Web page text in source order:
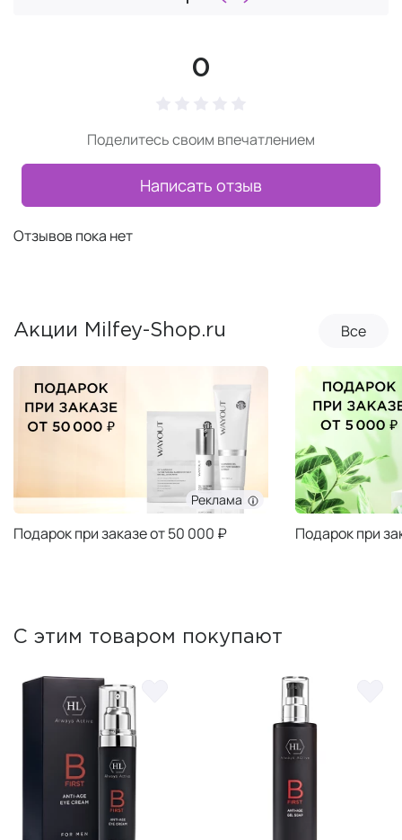
0
Поделитесь своим впечатлением
Написать отзыв
Отзывов пока нет
Акции Milfey-Shop.ru Все
Реклама
Подарок при заказе от 50 000 ₽ Подарок при
С этим товаром покупают